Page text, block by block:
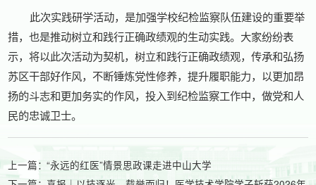
此次实践研学活动，是加强学校纪检监察队伍建设的重要举
措，也是推动树立和践行正确政绩观的生动实践。大家纷纷表
示，将以此次活动为契机，树立和践行正确政绩观，传承和弘扬
苏区干部好作风，不断锤炼党性修养，提升履职能力，以更加昂
扬的斗志和更加务实的作风，投入到纪检监察工作中，做党和人
民的忠诚卫士。
上一篇：“永远的红医”情景思政课走进中山大学